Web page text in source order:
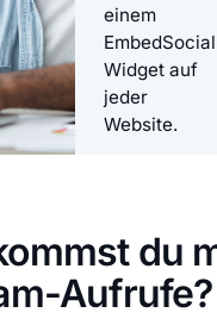
einem
Widget auf
jeder
Website.
du
Aufrufe?